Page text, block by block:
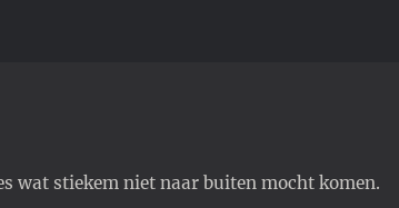
wat stiekem niet naar buiten mocht komen.